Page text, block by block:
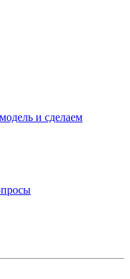
и сделаем